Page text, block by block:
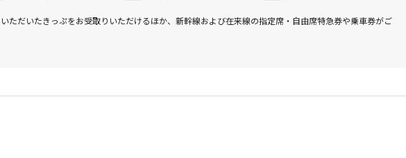
いただいたきっぷをお受取りいただけるほか、新幹線および在来線の指定席・自由席特急券や乗車券がご